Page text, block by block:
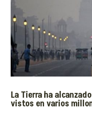
La Tierra ha
vistos en varios